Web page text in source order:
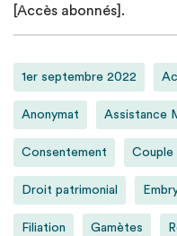
[Accès abonnés].
1er septembre 2022
Anonymat Assistance
Consentement Couple
Droit patrimonial
Filiation Gamètes